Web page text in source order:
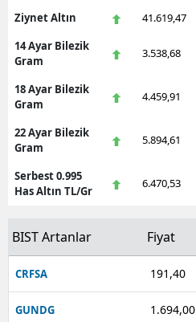
Ziynet Altın 41.619,47
14 Ayar Bilezik
Gram
3.538,68
18 Ayar Bilezik
Gram
4.459,91
22 Ayar Bilezik
Gram
5.894,61
Serbest 0.995
Has Altın TL/Gr
6.470,53
BIST Artanlar Fiyat
CRFSA 191,40
GUNDG 1.694,00